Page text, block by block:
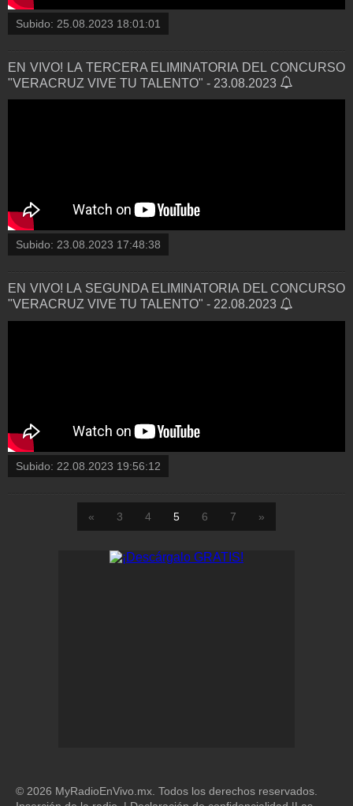
Subido: 25.08.2023 18:01:01
EN VIVO! LA TERCERA ELIMINATORIA DEL CONCURSO
"VERACRUZ VIVE TU TALENTO" - 23.08.2023
Subido: 23.08.2023 17:48:38
EN VIVO! LA SEGUNDA ELIMINATORIA DEL CONCURSO
"VERACRUZ VIVE TU TALENTO" - 22.08.2023
Subido: 22.08.2023 19:56:12
« 3 4 5 6 7 »
© 2026 MyRadioEnVivo.mx. Todos los derechos reservados.